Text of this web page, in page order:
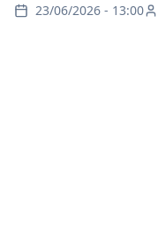
23/06/2026 - 13:00